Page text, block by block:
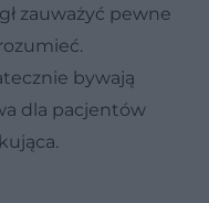
zauważyć pewne
bywają
dla pacjentów